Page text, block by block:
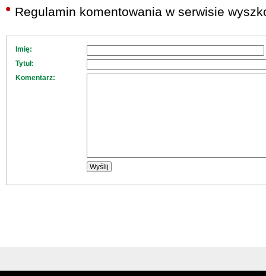
Regulamin komentowania w serwisie
Imię:
Tytuł:
Komentarz: